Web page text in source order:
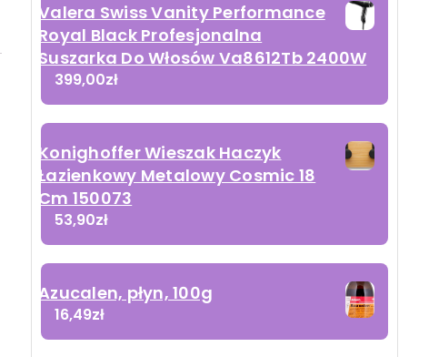
Valera Swiss Vanity Performance
Royal Black Profesjonalna
Suszarka Do Włosów Va8612Tb 2400W
399,00zł
Konighoffer Wieszak Haczyk
Łazienkowy Metalowy Cosmic 18
Cm 150073
53,90zł
Azucalen, płyn, 100g
16,49zł